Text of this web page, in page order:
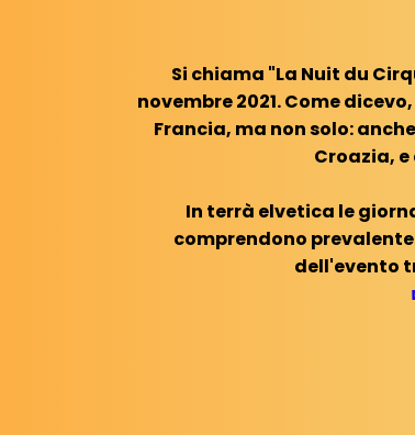
Si chiama "La Nuit du
novembre 2021. Come
Francia, ma non solo:
Croazia,
In terrà elvetica le
comprendono
dell'evento